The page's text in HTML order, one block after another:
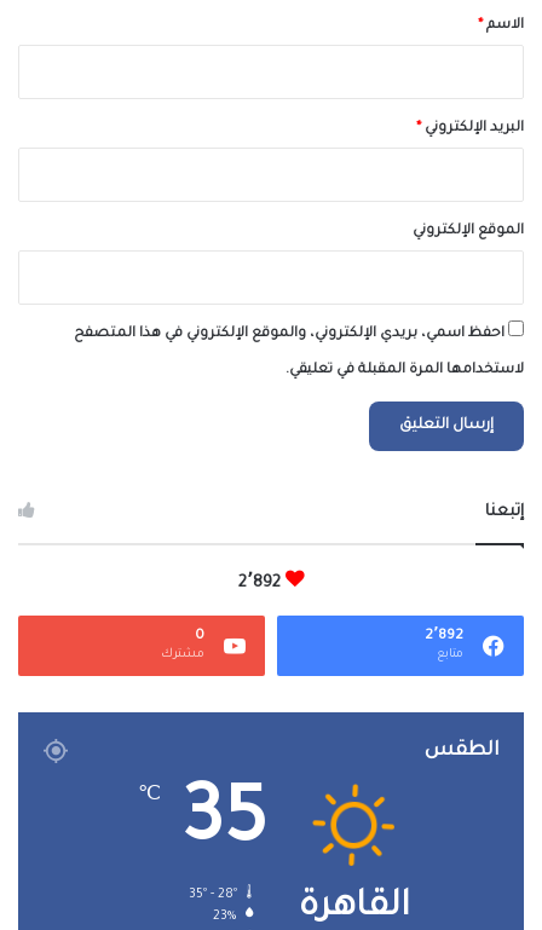
*الاسم*
البريد الإلكتروني*
الموقع الإلكتروني
احفظ اسمي، بريدي الإلكتروني، والموقع الإلكتروني في هذا المتصفح
لاستخدامها المرة المقبلة في تعليقي.
إتبعنا
2٬892
2٬892
متابع
0
مشترك
الطقس
القاهرة
35
℃
35º - 28º
23%